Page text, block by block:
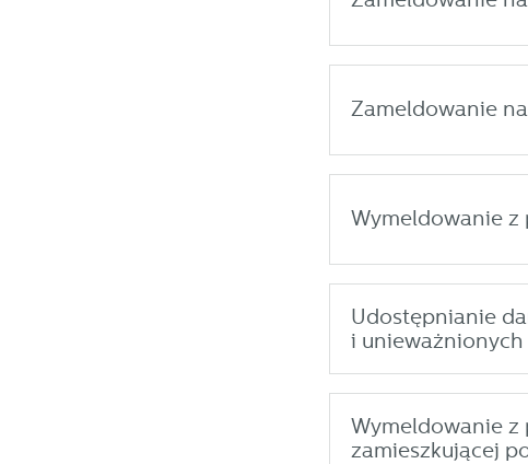
Zameldowanie
Wymeldowanie z
Udostępnianie
i
Wymeldowanie z
zamieszkującej
postaci